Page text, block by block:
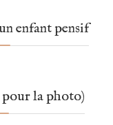
enfant pensif
pour la photo)